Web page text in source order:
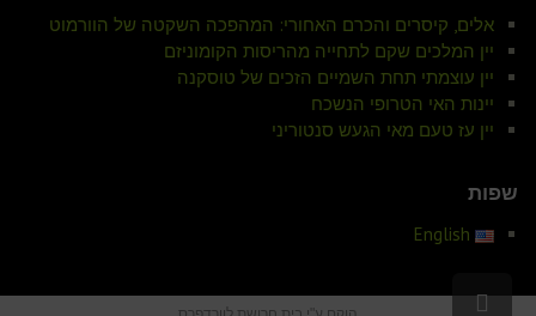
אלים, קיסרים והכרם האחורי: המהפכה השקטה של הוורמוט
יין המלכים שקם לתחייה מהריסות הקומוניזם
יין עוצמתי תחת השמיים הזכים של טוסקנה
יינות האי הטרופי הנשכח
יין עז טעם מאי הגעש סנטוריני
שפות
English
גלילה